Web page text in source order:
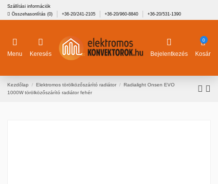
Szállítási információk
Összehasonlítás (0) +36-20/241-2105 +36-20/960-8840 +36-20/531-1390
Menu Keresés Bejelentkezés
0
Kosár
Kezdőlap Elektromos törölközőszárító radiátor
Radialight Onsen EVO
1000W törölközőszárító radiátor fehér